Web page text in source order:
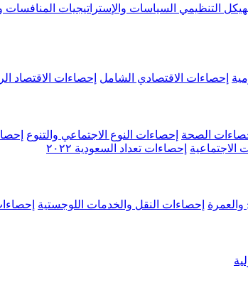
التنظيمي السياسات والإستراتيجيات المنافسات
إحصاءات الاقتصادي الشامل إحصاءات الاقتصاد
الصحة إحصاءات النوع الاجتماعي والتنوع
الاجتماعية إحصاءات تعداد السعودية ٢٠٢٢
إحصاءات النقل والخدمات اللوجستية